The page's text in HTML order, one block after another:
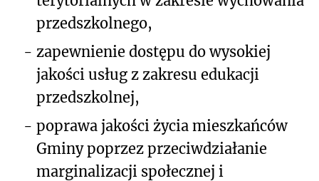
przedszkolnego,
- zapewnienie dostępu do wysokiej
jakości usług z zakresu edukacji
przedszkolnej,
- poprawa jakości życia mieszkańców
Gminy poprzez przeciwdziałanie
marginalizacji społecznej i